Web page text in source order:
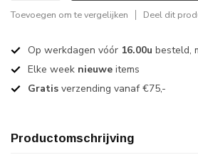
Toevoegen om te vergelijken Deel dit
Op werkdagen vóór 16.00u besteld,
Elke week nieuwe items
Gratis verzending vanaf €75,-
Productomschrijving